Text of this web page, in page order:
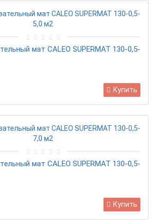
мат CALEO SUPERMAT 130-0,5-
Купить
мат CALEO SUPERMAT 130-0,5-
Купить